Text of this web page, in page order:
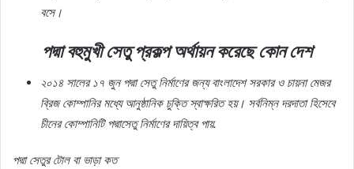
বসে।
পদ্মা বহুমুখী সেতুপ্রকল্প অর্থায়ন করেছে কোন দেশ
২০১৪ সালের ১৭ জুন পদ্মা সেতু নির্মাণের জন্য বাংলাদেশ সরকার ও চায়না মেজর
ব্রিজ কোম্পানির মধ্যে আনুষ্ঠানিক চুক্তি স্বাক্ষরিত হয়। সর্বনিম্ন দরদাতা হিসেবে
চীনের কোম্পানিটি পদ্মাসেতু নির্মাণের দায়িত্ব পায়.
পদ্মা সেতুর টোল বা ভাড়া কত